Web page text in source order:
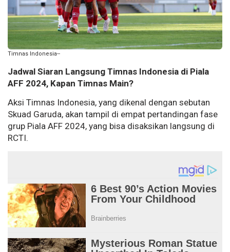
Timnas Indonesia--
Jadwal Siaran Langsung Timnas Indonesia di Piala
AFF 2024, Kapan Timnas Main?
Aksi Timnas Indonesia, yang dikenal dengan sebutan
Skuad Garuda, akan tampil di empat pertandingan fase
grup Piala AFF 2024, yang bisa disaksikan langsung di
RCTI.